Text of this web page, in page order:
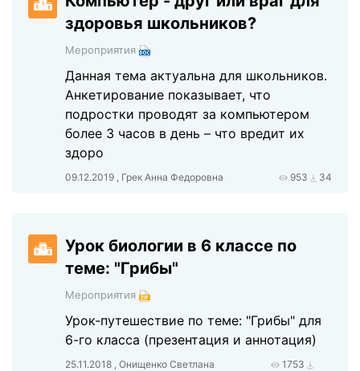
здоровья школьников?
Мероприятия
Данная тема актуальна для школьников.
Анкетирование показывает, что
подростки проводят за компьютером
более 3 часов в день – что вредит их
здоро
09.12.2019 , Грек Анна Федоровна 953 34
Урок биологии в 6 классе по
теме: "Грибы"
Мероприятия
Урок-путешествие по теме: "Грибы" для
6-го класса (презентация и аннотация)
25.11.2018 , Онищенко Светлана
1753